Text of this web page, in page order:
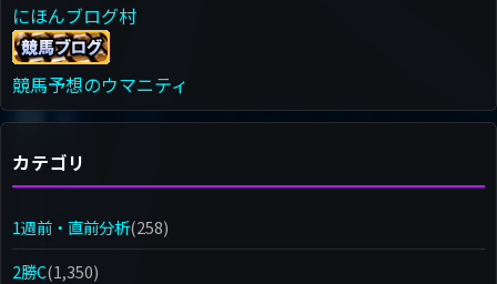
にほんブログ村
競馬予想のウマニティ
カテゴリ
1週前・直前分析(258)
2勝C(1,350)